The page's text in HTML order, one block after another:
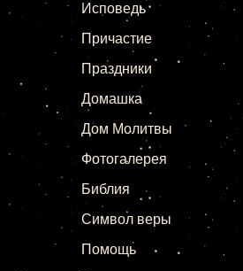
Исповедь
Причастие
Праздники
Домашка
Дом Молитвы
Фотогалерея
Библия
Символ веры
Помощь